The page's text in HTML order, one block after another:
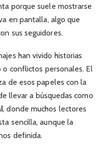
porque suele mostrarse
en pantalla, algo que
sus seguidores.
han vivido historias
conflictos personales. El
de esos papeles con la
llevar a búsquedas como
, donde muchos lectores
sencilla, aunque la
definida.